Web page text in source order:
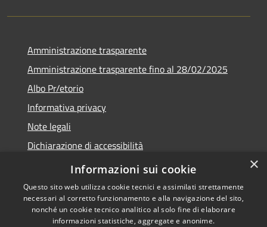
Amministrazione trasparente
Amministrazione trasparente fino al 28/02/2025
Albo Pr/etorio
Informativa privacy
Note legali
Dichiarazione di accessibilità
Obiettivi di accessibilità
Copyright © 2026 • Comune di
×
Informazioni sui cookie
Questo sito web utilizza cookie tecnici e assimilati strettamente
necessari al corretto funzionamento e alla navigazione del sito,
nonché un cookie tecnico analitico al solo fine di elaborare
informazioni statistiche, aggregate e anonime.